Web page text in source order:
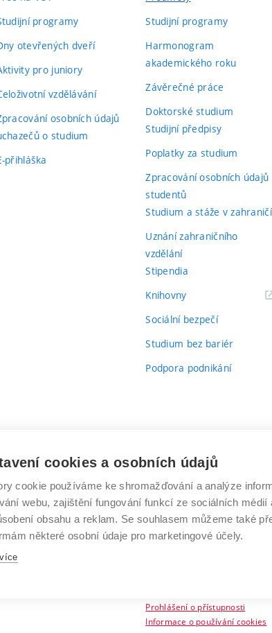
programy
otevřených dveří
pro juniory
vzdělávání
osobních údajů
o studium
přihláška
Studijní programy
Harmonogram
akademického roku
Závěrečné práce
Doktorské studium
Studijní předpisy
Poplatky za studium
Zpracování osobních údajů
studentů
Studium a stáže v zahraničí
Uznání zahraničního
vzdělání
Stipendia
Knihovny(externí
Sociální bezpečí
Studium bez bariér
Podpora podnikání
Vysoké
učení
technické
v
VYSOKÉ UČENÍ
Antonínská 548/1
602 00 Brno
Prohlášení o přístupnosti
Informace o používání cookies
cookies a osobních údajů
cookie používáme ke shromažďování a analýze
webu, zajištění fungování funkcí ze sociálních médií
obsahu a reklam. Se souhlasem můžeme také
některé osobní údaje pro marketingové účely.